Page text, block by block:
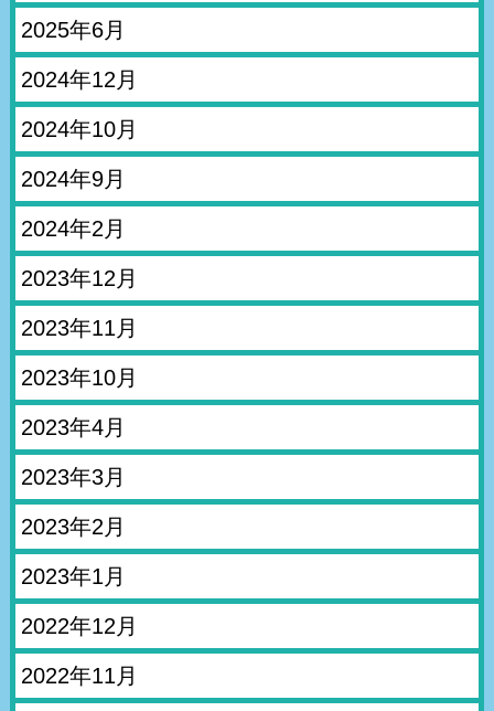
2025年6月
2024年12月
2024年10月
2024年9月
2024年2月
2023年12月
2023年11月
2023年10月
2023年4月
2023年3月
2023年2月
2023年1月
2022年12月
2022年11月